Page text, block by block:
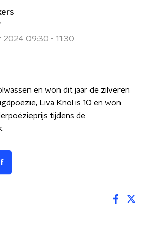
09:30 - 11:30
en won dit jaar de zilveren
Liva Knol is 10 en won
tijdens de